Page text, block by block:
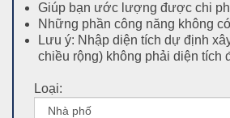
Giúp bạn ước lượng được chi
Những phần công năng không
Lưu ý: Nhập diện tích dự định
chiều rộng) không phải diện tích
Loại: